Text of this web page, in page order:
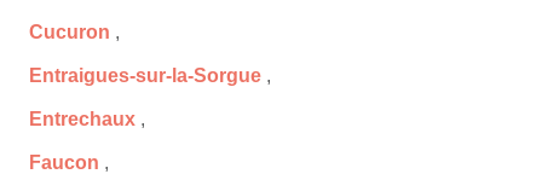
Cucuron ,
Entraigues-sur-la-Sorgue ,
Entrechaux ,
Faucon ,